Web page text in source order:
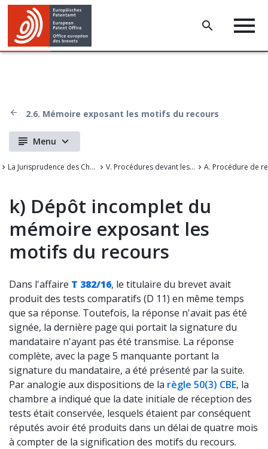
2.6. Mémoire exposant les motifs du recours
Menu
La Jurisprudence des Chambres de recours de l'Office européen des brevets V. Procédures devant les chambres de recours A. Procédure de
k) Dépôt incomplet du
mémoire exposant les
motifs du recours
Dans l'affaire T 382/16, le titulaire du brevet avait
produit des tests comparatifs (D 11) en même temps
que sa réponse. Toutefois, la réponse n'avait pas été
signée, la dernière page qui portait la signature du
mandataire n'ayant pas été transmise. La réponse
complète, avec la page 5 manquante portant la
signature du mandataire, a été présenté par la suite.
Par analogie aux dispositions de la règle 50(3) CBE, la
chambre a indiqué que la date initiale de réception des
tests était conservée, lesquels étaient par conséquent
réputés avoir été produits dans un délai de quatre mois
à compter de la signification des motifs du recours.